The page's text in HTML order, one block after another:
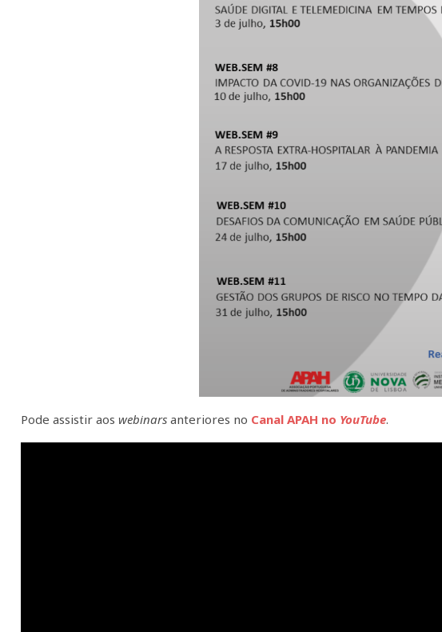
Pode assistir aos webinars anteriores no Canal APAH no YouTube.